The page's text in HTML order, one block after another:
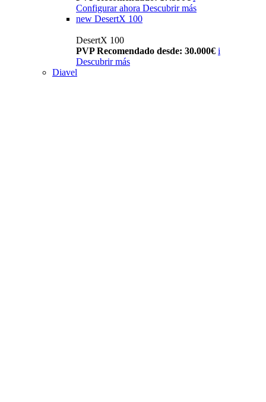
Configurar ahora Descubrir más
new DesertX 100
DesertX 100
PVP Recomendado desde: 30.000€ i
Descubrir más
Diavel